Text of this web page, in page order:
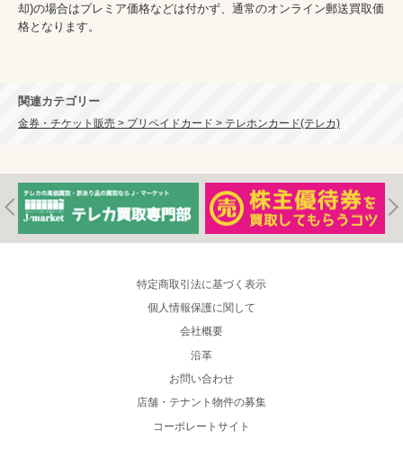
却)の場合はプレミア価格などは付かず、通常のオンライン郵送買取価
格となります。
関連カテゴリー
金券・チケット販売 > プリペイドカード > テレホンカード(テレカ)
特定商取引法に基づく表示
個人情報保護に関して
会社概要
沿革
お問い合わせ
店舗・テナント物件の募集
コーポレートサイト